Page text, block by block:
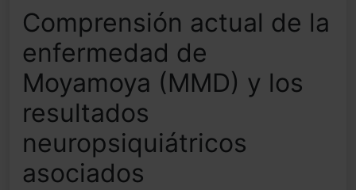
Comprensión actual de la
enfermedad de
Moyamoya (MMD) y los
resultados
neuropsiquiátricos
asociados